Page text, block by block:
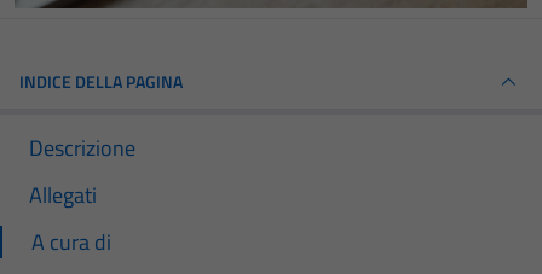
INDICE DELLA PAGINA
Descrizione
Allegati
A cura di